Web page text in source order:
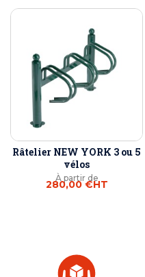
Râtelier NEW YORK 3 ou 5
vélos
À partir de
280,00 €HT